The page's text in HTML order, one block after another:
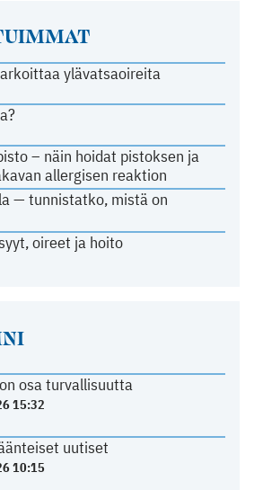
ylävatsaoireita
– näin hoidat pistoksen ja
allergisen reaktion
— tunnistatko, mistä on
oireet ja hoito
osa turvallisuutta
15:32
uutiset
10:15